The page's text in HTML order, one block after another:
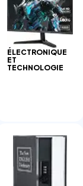
ÉLECTRONIQUE
ET
TECHNOLOGIE